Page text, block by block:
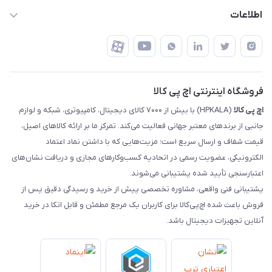
تهران - طبقه سوم تجاری - پلاک 11014
ضمانت اصالت کالا
رهگیری مرسولات پست
رهگیری مرسولات چاپار
رهگیری مرسولات ماهکس
اطلاعات
درباره ما
تماس با ما
فروشگاه اینترنتی اچ پی کالا
اچ‌ پی‌ کالا
(HPKALA) با بیش از ۷۰۰۰ کالای دیجیتال، کامپیوتری، شبکه و لوازم
جانبی از برندهای معتبر جهانی فعالیت می‌کند. تمرکز ما بر ارائه کالاهای اصیل،
قیمت شفاف و ارسال سریع است؛ مزیت‌هایی که با داشتن نماد اعتماد
الکترونیکی، عضویت رسمی در اتحادیه کسب‌وکارهای مجازی و دریافت نشان‌های
اعتبارسنجی تأیید شده پشتیبانی می‌شوند.
پشتیبانی فنی واقعی، مشاوره تخصصی پیش از خرید و رسیدگی دقیق پس از
فروش باعث شده اچ‌پی‌کالا برای کاربران یک مرجع مطمئن و قابل اتکا در خرید
آنلاین تجهیزات دیجیتال باشد.